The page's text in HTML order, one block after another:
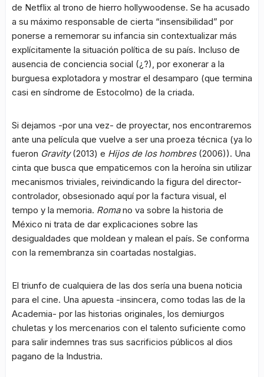
de Netflix al trono de hierro hollywoodense. Se ha acusado
a su máximo responsable de cierta “insensibilidad” por
ponerse a rememorar su infancia sin contextualizar más
explícitamente la situación política de su país. Incluso de
ausencia de conciencia social (¿?), por exonerar a la
burguesa explotadora y mostrar el desamparo (que termina
casi en síndrome de Estocolmo) de la criada.
Si dejamos -por una vez- de proyectar, nos encontraremos
ante una película que vuelve a ser una proeza técnica (ya lo
fueron Gravity(2013) e Hijos de los hombres(2006)). Una
cinta que busca que empaticemos con la heroína sin utilizar
mecanismos triviales, reivindicando la figura del director-
controlador, obsesionado aquí por la factura visual, el
tempo y la memoria. Romano va sobre la historia de
México ni trata de dar explicaciones sobre las
desigualdades que moldean y malean el país. Se conforma
con la remembranza sin coartadas nostalgias.
El triunfo de cualquiera de las dos sería una buena noticia
para el cine. Una apuesta -insincera, como todas las de la
Academia- por las historias originales, los demiurgos
chuletas y los mercenarios con el talento suficiente como
para salir indemnes tras sus sacrificios públicos al dios
pagano de la Industria.